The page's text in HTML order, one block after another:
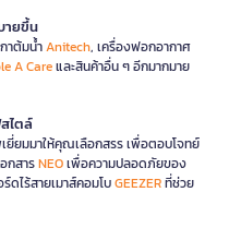
ายขึ้น
าต้มน้ำAnitech, เครื่องฟอกอากาศ
A Careและสินค้าอื่น ๆ อีกมากมาย
ไตล์
ยมมาให้คุณเลือกสรร เพื่อตอบโจทย์
กสารNEOเพื่อความปลอดภัยของ
ดไร้สายเมาส์คอมโบGEEZERที่ช่วย